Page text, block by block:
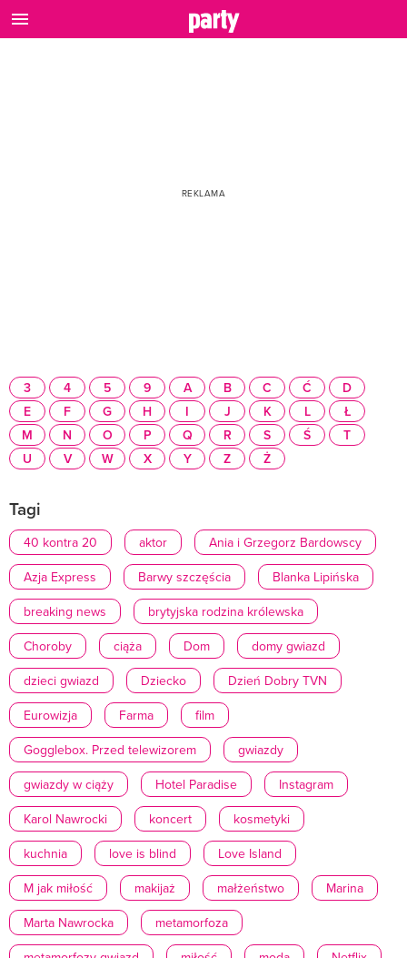
3 4 5 9 A B C Ć
D
E
F G H I J K L
Ł
M
N O P Q R S Ś
T
U
V W X Y Z Ż
Tagi
40 kontra 20 aktor
Ania i Grzegorz Bardowscy
Azja Express
Barwy szczęścia
Blanka Lipińska
breaking news
brytyjska rodzina królewska
Choroby
ciąża Dom
domy gwiazd
dzieci gwiazd
Dziecko
Dzień Dobry TVN
Eurowizja
Farma
film
Gogglebox. Przed telewizorem
gwiazdy
gwiazdy w ciąży
Hotel Paradise
Instagram
Karol Nawrocki
koncert
kosmetyki
kuchnia
love is blind
Love Island
M jak miłość
makijaż małżeństwo
Marina
Marta Nawrocka
metamorfoza